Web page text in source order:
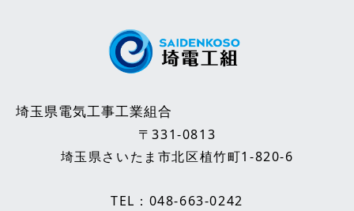
埼玉県電気工事工業組合
〒331-0813
埼玉県さいたま市北区植竹町1-820-6
TEL： 048-663-0242